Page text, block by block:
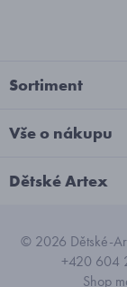
Sortiment
Vše o nákupu
Dětské Artex
© 2026 Dětské-
+420 604
Shop